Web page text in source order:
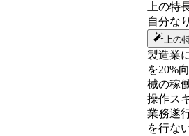
上の特
自分な
上の
製造業
を20%
械の稼
操作ス
業務遂
を行な